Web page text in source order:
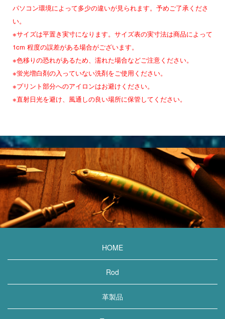
パソコン環境によって多少の違いが見られます。予めご了承くださ
い。
※サイズは平置き実寸になります。サイズ表の実寸法は商品によって
1cm 程度の誤差がある場合がございます。
※色移りの恐れがあるため、濡れた場合などご注意ください。
※蛍光増白剤の入っていない洗剤をご使用ください。
※プリント部分へのアイロンはお避けください。
※直射日光を避け、風通しの良い場所に保管してください。
HOME
Rod
革製品